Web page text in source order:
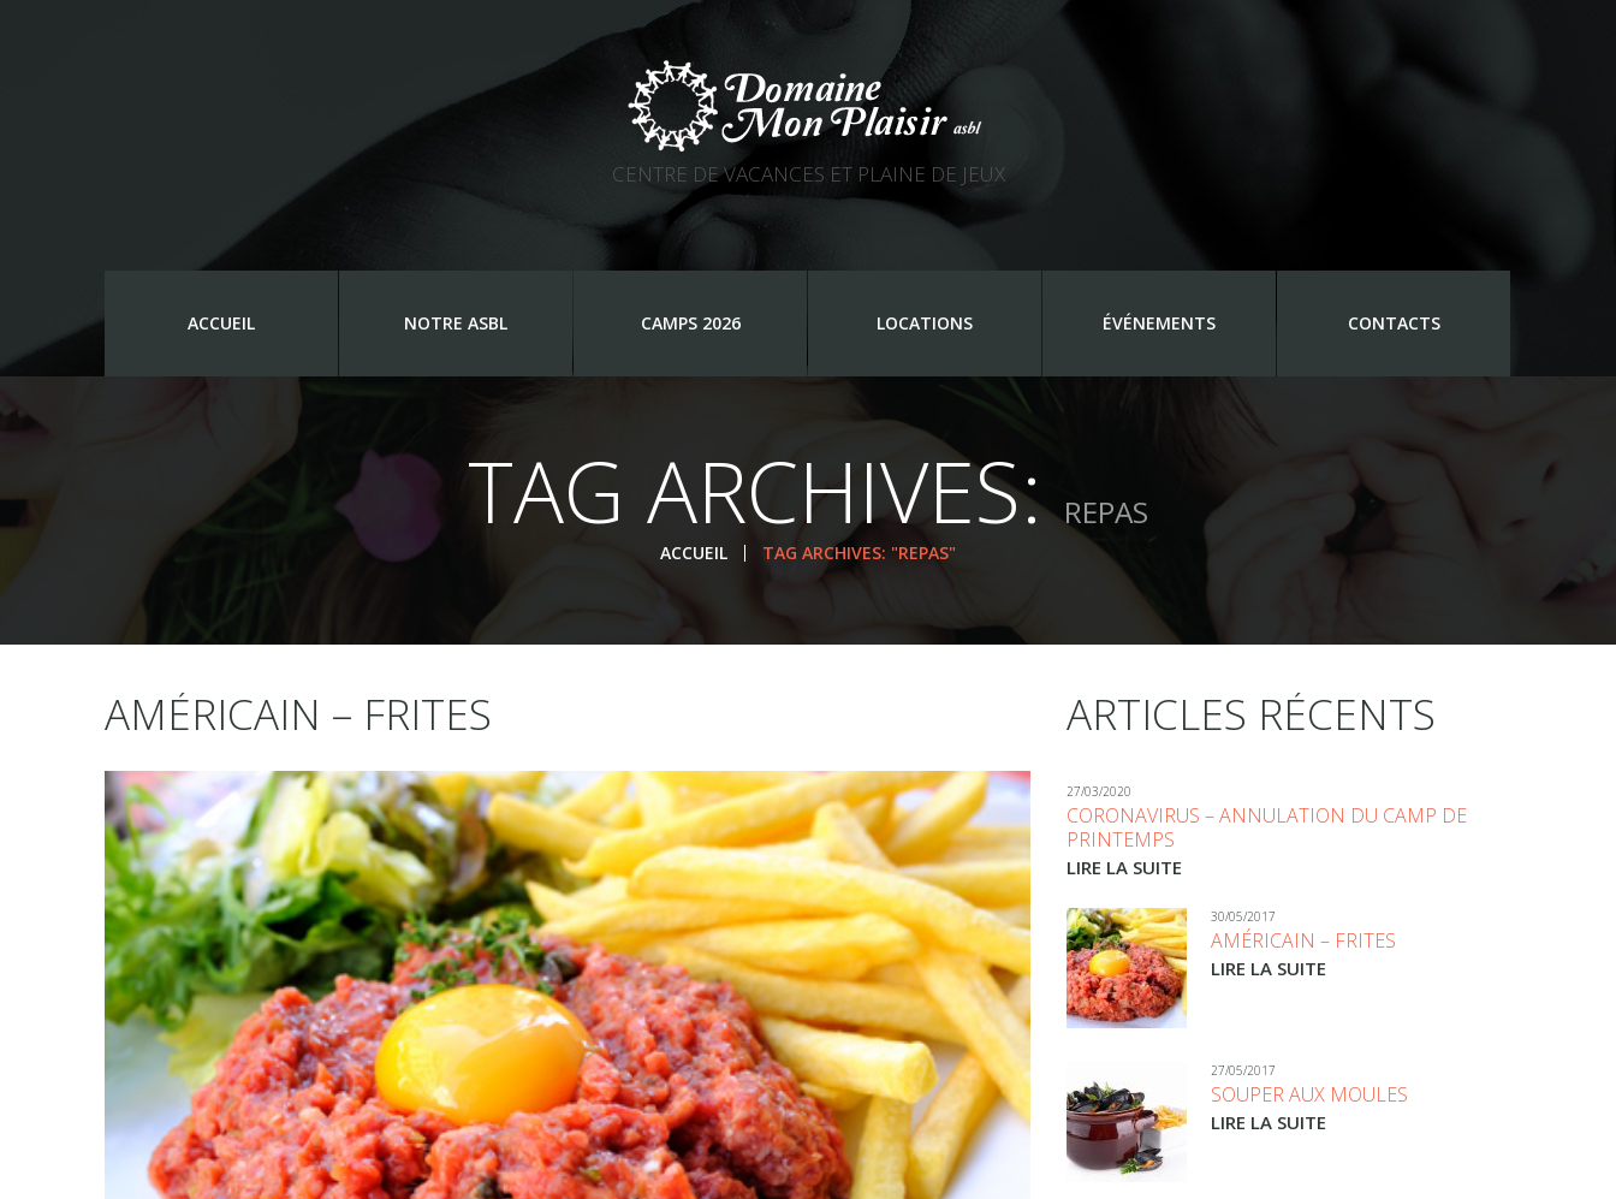
CENTRE DE VACANCES ET PLAINE DE JEUX
ACCUEIL NOTRE ASBL CAMPS 2026 LOCATIONS ÉVÉNEMENTS CONTACTS
TAG ARCHIVES:REPAS
ACCUEIL TAG ARCHIVES: "REPAS"
AMÉRICAIN – FRITES ARTICLES RÉCENTS
27/03/2020
CORONAVIRUS – ANNULATION DU CAMP DE
PRINTEMPS
LIRE LA SUITE
30/05/2017
AMÉRICAIN – FRITES
LIRE LA SUITE
27/05/2017
SOUPER AUX MOULES
LIRE LA SUITE